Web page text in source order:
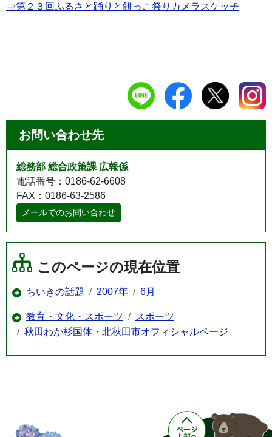
⇒第２３回ふるさと踊りと餅っこ祭りカメラスケッチ
お問い合わせ先
総務部 総合政策課 広報係
電話番号：0186-62-6608
FAX：0186-63-2586
メールでのお問い合わせ
このページの現在位置
ちいきの話題 2007年 6月
教育・文化・スポーツ
スポーツ
秋田わか杉国体・北秋田市オフィシャルページ